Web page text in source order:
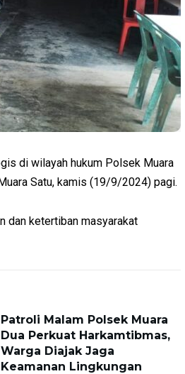
di wilayah hukum Polsek Muara
Satu, kamis (19/9/2024) pagi.
dan ketertiban masyarakat
Patroli Malam Polsek Muara
Dua Perkuat Harkamtibmas,
Warga Diajak Jaga
Keamanan Lingkungan